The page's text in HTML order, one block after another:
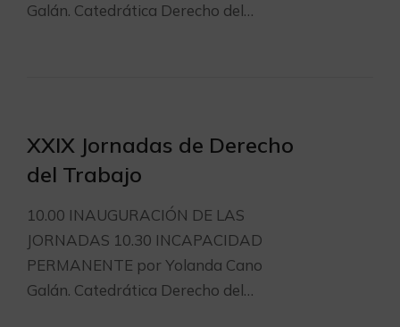
Galán. Catedrática Derecho del…
XXIX Jornadas de Derecho
del Trabajo
10.00 INAUGURACIÓN DE LAS
JORNADAS 10.30 INCAPACIDAD
PERMANENTE por Yolanda Cano
Galán. Catedrática Derecho del…